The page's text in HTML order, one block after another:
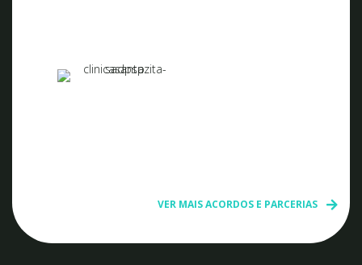
VER MAIS ACORDOS E PARCERIAS